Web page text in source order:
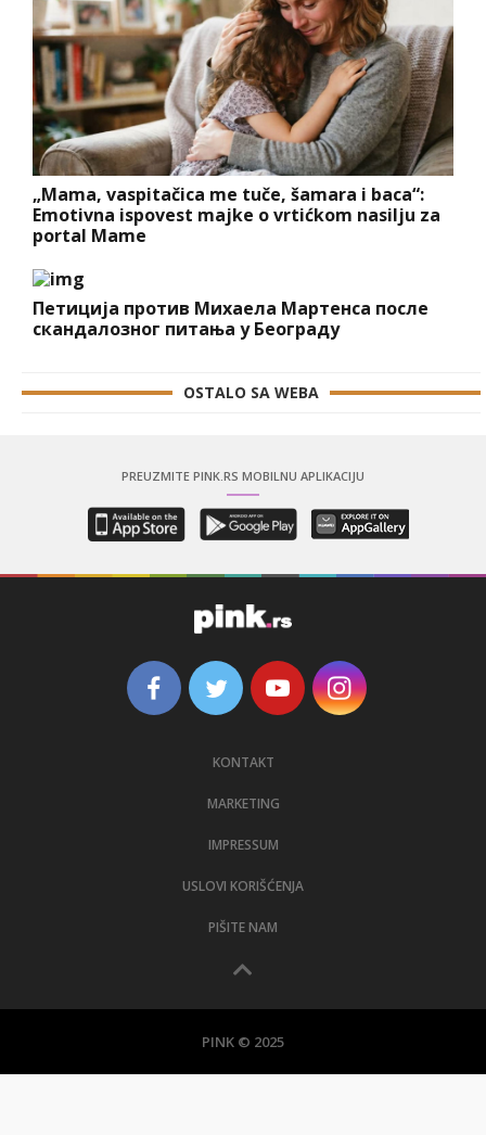
„Mama, vaspitačica me tuče, šamara i baca“:
Emotivna ispovest majke o vrtićkom nasilju za
portal Mame
Петиција против Михаела Мартенса после
скандалозног питања у Београду
OSTALO SA WEBA
PREUZMITE PINK.RS MOBILNU APLIKACIJU
KONTAKT
MARKETING
IMPRESSUM
USLOVI KORIŠĆENJA
PIŠITE NAM
PINK © 2025